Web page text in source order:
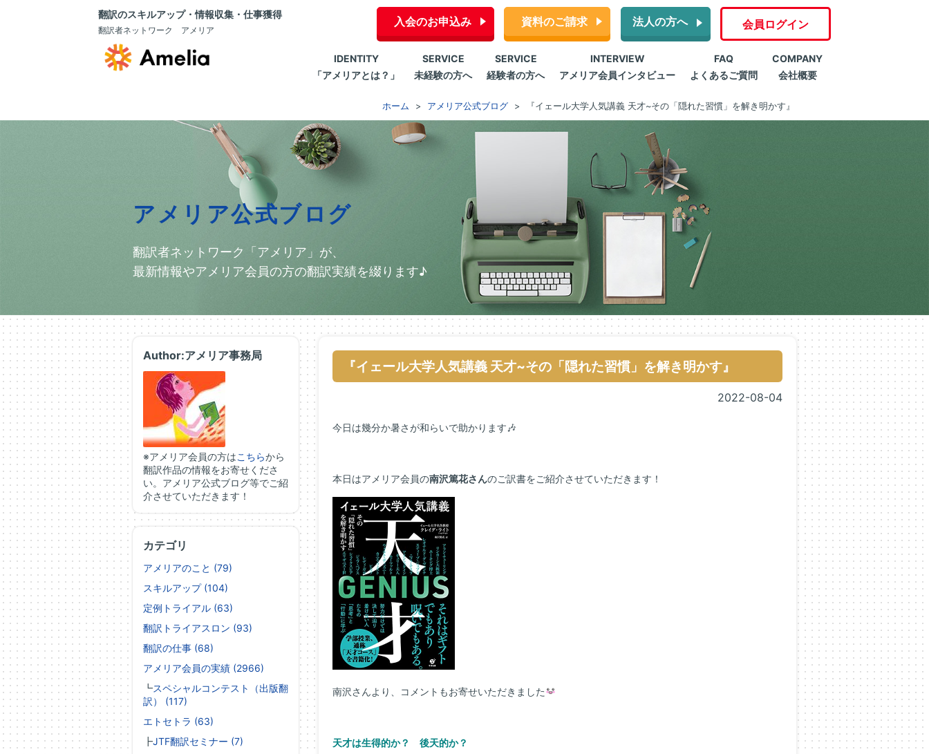
翻訳のスキルアップ・情報収集・仕事獲得
翻訳者ネットワーク アメリア
入会のお申込み 資料のご請求 法人の方へ 会員ログイン
IDENTITY
「アメリアとは？」
SERVICE
未経験の方へ
SERVICE
経験者の方へ
INTERVIEW
アメリア会員インタビュー
FAQ
よくあるご質問
COMPANY
会社概要
ホーム アメリア公式ブログ 『イェール大学人気講義 天才~その「隠れた習慣」を解き明かす』
アメリア公式ブログ
翻訳者ネットワーク「アメリア」が、
最新情報やアメリア会員の方の翻訳実績を綴ります♪
『イェール大学人気講義 天才~その「隠れた習慣」を解き明かす』
2022-08-04
今日は幾分か暑さが和らいで助かります🎶
本日はアメリア会員の南沢篤花さんのご訳書をご紹介させていただきます！
南沢さんより、コメントもお寄せいただきました
天才は生得的か？ 後天的か？
Author:アメリア事務局
※アメリア会員の方はこちらから
翻訳作品の情報をお寄せくださ
い。アメリア公式ブログ等でご紹
介させていただきます！
カテゴリ
アメリアのこと (79)
スキルアップ (104)
定例トライアル (63)
翻訳トライアスロン (93)
翻訳の仕事 (68)
アメリア会員の実績 (2966)
┗スペシャルコンテスト（出版翻
訳） (117)
エトセトラ (63)
┣JTF翻訳セミナー (7)